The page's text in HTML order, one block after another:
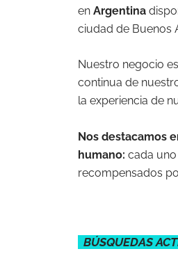
en Argentina
ciudad de Buenos
Nuestro negocio
continua de
la experiencia de
Nos destacamos
humano: cada
recompensados
BÚSQUEDAS